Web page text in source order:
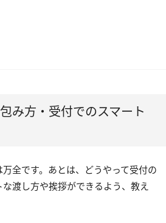
み方・受付でのスマート
全です。あとは、どうやって受付の
渡し方や挨拶ができるよう、教え